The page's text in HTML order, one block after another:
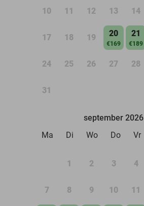
10 11 12 13 14
17 18 19 20
€169
21
€189
24 25 26 27 28
31
september 2026
Ma
Di Wo Do Vr
1 2 3 4
7 8 9 10 11